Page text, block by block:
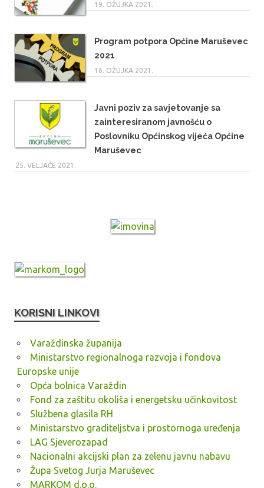
19. OŽUJKA 2021.
Program potpora Općine Maruševec
2021
16. OŽUJKA 2021.
Javni poziv za savjetovanje sa
zainteresiranom javnošću o
Poslovniku Općinskog vijeća Općine
Maruševec
25. VELJAČE 2021.
KORISNI LINKOVI
Varaždinska županija
Ministarstvo regionalnoga razvoja i fondova
Europske unije
Opća bolnica Varaždin
Fond za zaštitu okoliša i energetsku učinkovitost
Službena glasila RH
Ministarstvo graditeljstva i prostornoga uređenja
LAG Sjeverozapad
Nacionalni akcijski plan za zelenu javnu nabavu
Župa Svetog Jurja Maruševec
MARKOM d.o.o.